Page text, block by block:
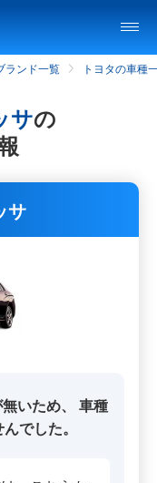
ランド一覧 トヨタの車種
サの
サ
いため、
車種
でした。